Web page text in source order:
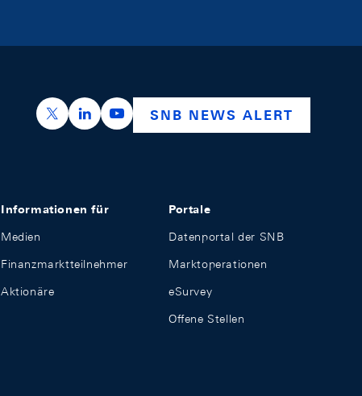
https://x.com/snb_bns
https://ch.linkedin.com/company/swiss-
https://www.youtube.com/
SNB NEWS ALERT
Informationen für
Medien
Finanzmarktteilnehmer
Aktionäre
Portale
Datenportal der SNB
Marktoperationen
eSurvey
Offene Stellen